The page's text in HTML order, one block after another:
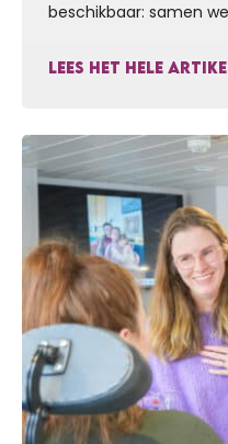
beschikbaar: samen
Voor Sara zetten wij
maar ook voor de best
iedereen die vandaag
spierziekte leeft.
LEES HET HELE